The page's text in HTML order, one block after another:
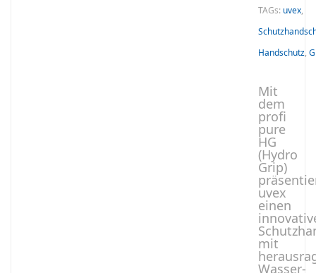
TAGs: uvex,
Handschutz,
Mit
dem
profi
pure
HG
(Hydro
Grip)
uvex
einen
mit
Wasser-